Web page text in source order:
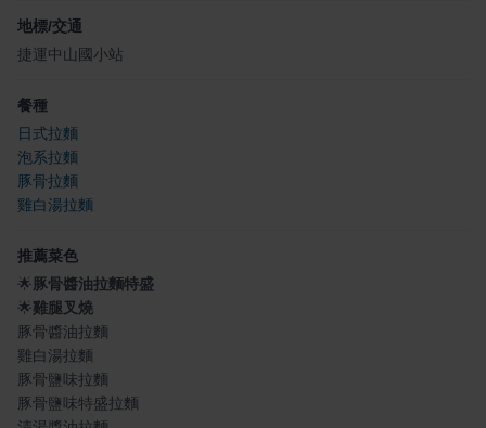
地標/交通
捷運中山國小站
餐種
日式拉麵
泡系拉麵
豚骨拉麵
雞白湯拉麵
推薦菜色
🌟 豚骨醬油拉麵特盛
🌟雞腿叉燒
豚骨醬油拉麵
雞白湯拉麵
豚骨鹽味拉麵
豚骨鹽味特盛拉麵